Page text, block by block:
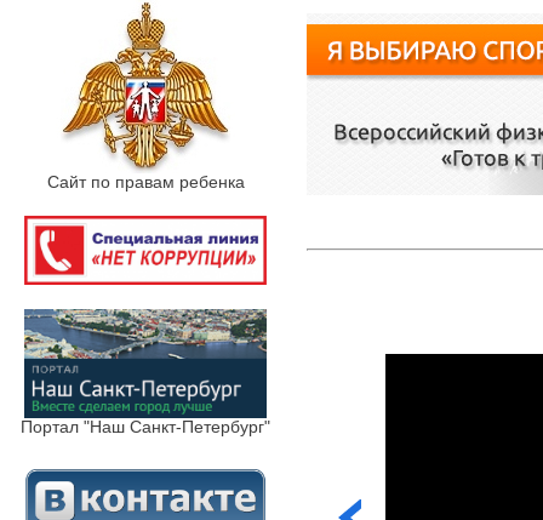
Сайт по правам ребенка
Портал "Наш Санкт-Петербург"